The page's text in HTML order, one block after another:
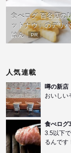
食べログ 百名店の
ットナウ」のデリ
はん
PR
人気連載
噂の新店
おいしい
食べログ
3.5以下
るんです